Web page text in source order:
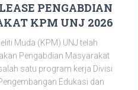
PENGABDIAN
KPM UNJ 2026
Muda (KPM) UNJ telah
Pengabdian Masyarakat
satu program kerja Divisi
Edukasi dan